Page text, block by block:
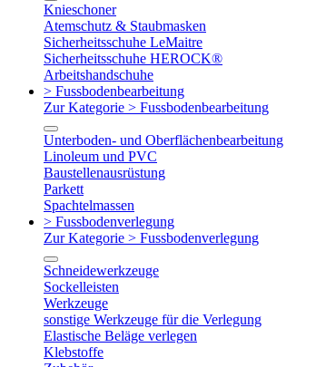
Knieschoner
Atemschutz & Staubmasken
Sicherheitsschuhe LeMaitre
Sicherheitsschuhe HEROCK®
Arbeitshandschuhe
> Fussbodenbearbeitung
Zur Kategorie > Fussbodenbearbeitung
Unterboden- und Oberflächenbearbeitung
Linoleum und PVC
Baustellenausrüstung
Parkett
Spachtelmassen
> Fussbodenverlegung
Zur Kategorie > Fussbodenverlegung
Schneidewerkzeuge
Sockelleisten
Werkzeuge
sonstige Werkzeuge für die Verlegung
Elastische Beläge verlegen
Klebstoffe